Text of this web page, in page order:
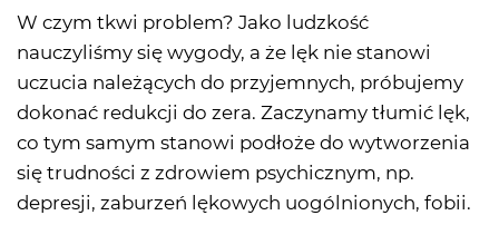
W czym tkwi problem? Jako ludzkość
nauczyliśmy się wygody, a że lęk nie stanowi
uczucia należących do przyjemnych, próbujemy
dokonać redukcji do zera. Zaczynamy tłumić lęk,
co tym samym stanowi podłoże do wytworzenia
się trudności z zdrowiem psychicznym, np.
depresji, zaburzeń lękowych uogólnionych, fobii.